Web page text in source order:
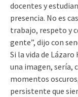
docentes y
presencia. No es
trabajo, respeto y
gente”, dijo con
Si la vida de
una imagen, sería,
momentos
persistente que